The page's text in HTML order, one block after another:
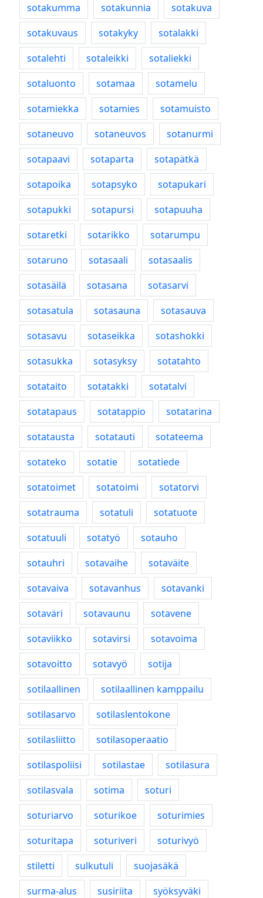
sotakumma sotakunnia
sotakuva
sotakuvaus
sotakyky
sotalakki
sotalehti
sotaleikki
sotaliekki
sotaluonto
sotamaa
sotamelu
sotamiekka
sotamies
sotamuisto
sotaneuvo
sotaneuvos
sotanurmi
sotapaavi
sotaparta
sotapätkä
sotapoika
sotapsyko
sotapukari
sotapukki
sotapursi
sotapuuha
sotaretki
sotarikko
sotarumpu
sotaruno
sotasaali
sotasaalis
sotasäilä
sotasana
sotasarvi
sotasatula
sotasauna
sotasauva
sotasavu
sotaseikka
sotashokki
sotasukka
sotasyksy
sotatahto
sotataito
sotatakki
sotatalvi
sotatapaus
sotatappio
sotatarina
sotatausta
sotatauti
sotateema
sotateko
sotatie
sotatiede
sotatoimet
sotatoimi
sotatorvi
sotatrauma
sotatuli
sotatuote
sotatuuli
sotatyö
sotauho
sotauhri
sotavaihe
sotaväite
sotavaiva
sotavanhus
sotavanki
sotaväri
sotavaunu
sotavene
sotaviikko
sotavirsi
sotavoima
sotavoitto
sotavyö
sotija
sotilaallinen
sotilaallinen kamppailu
sotilasarvo
sotilaslentokone
sotilasliitto
sotilasoperaatio
sotilaspoliisi
sotilastae
sotilasura
sotilasvala
sotima
soturi
soturiarvo
soturikoe
soturimies
soturitapa
soturiveri
soturivyö
stiletti
sulkutuli
suojasäkä
surma-alus
susiriita
syöksyväki